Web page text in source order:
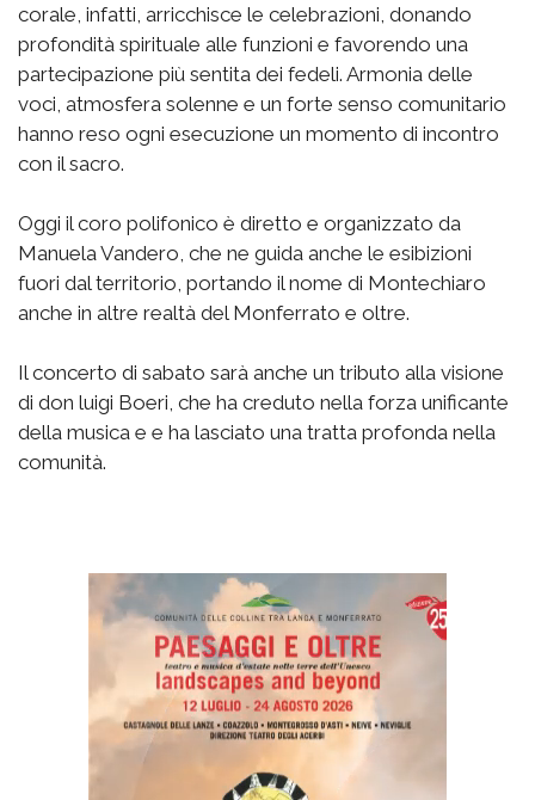
corale, infatti, arricchisce le celebrazioni, donando
profondità spirituale alle funzioni e favorendo una
partecipazione più sentita dei fedeli. Armonia delle
voci, atmosfera solenne e un forte senso comunitario
hanno reso ogni esecuzione un momento di incontro
con il sacro.
Oggi il coro polifonico è diretto e organizzato da
Manuela Vandero, che ne guida anche le esibizioni
fuori dal territorio, portando il nome di Montechiaro
anche in altre realtà del Monferrato e oltre.
Il concerto di sabato sarà anche un tributo alla visione
di don luigi Boeri, che ha creduto nella forza unificante
della musica e e ha lasciato una tratta profonda nella
comunità.